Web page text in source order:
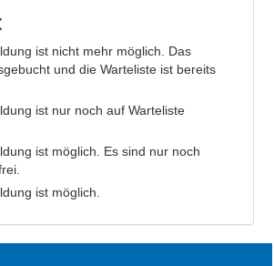
ist nicht mehr möglich. Das
und die Warteliste ist bereits
ist nur noch auf Warteliste
ist möglich. Es sind nur noch
ist möglich.